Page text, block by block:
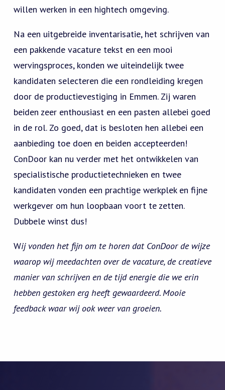
willen werken in een hightech omgeving.
Na een uitgebreide inventarisatie, het schrijven van
een pakkende vacature tekst en een mooi
wervingsproces, konden we uiteindelijk twee
kandidaten selecteren die een rondleiding kregen
door de productievestiging in Emmen. Zij waren
beiden zeer enthousiast en een pasten allebei goed
in de rol. Zo goed, dat is besloten hen allebei een
aanbieding toe doen en beiden accepteerden!
ConDoor kan nu verder met het ontwikkelen van
specialistische productietechnieken en twee
kandidaten vonden een prachtige werkplek en fijne
werkgever om hun loopbaan voort te zetten.
Dubbele winst dus!
Wij vonden het fijn om te horen dat ConDoor de wijze
waarop wij meedachten over de vacature, de creatieve
manier van schrijven en de tijd energie die we erin
hebben gestoken erg heeft gewaardeerd. Mooie
feedback waar wij ook weer van groeien.